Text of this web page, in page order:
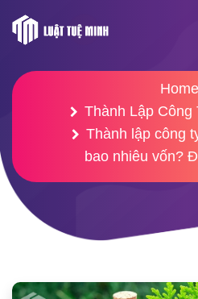
Home
Thành Lập Công
Thành lập công
bao nhiêu vốn?